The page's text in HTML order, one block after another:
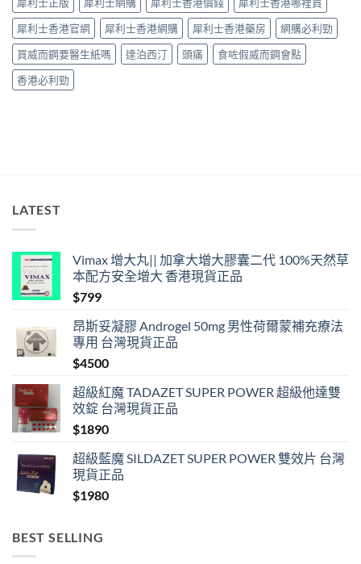
效、
最
長
36
小
時、
正
購
解
析〉
中
犀利士香港官網
犀利士香港網購 犀利士香港藥房
網購必利勁
買威而鋼要醫生紙嗎
達泊西汀 頭痛
食咗假威而鋼會點
香港必利勁
LATEST
Vimax 增大丸|| 加拿大增大膠囊二代 100%天然草
本配方安全增大 香港現貨正品
$799
昂斯妥凝膠 Androgel 50mg 男性荷爾蒙補充療法
專用 台灣現貨正品
$4500
超級紅魔 TADAZET SUPER POWER 超級他達雙
效錠 台灣現貨正品
$1890
超級藍魔 SILDAZET SUPER POWER 雙效片 台灣
現貨正品
$1980
BEST SELLING